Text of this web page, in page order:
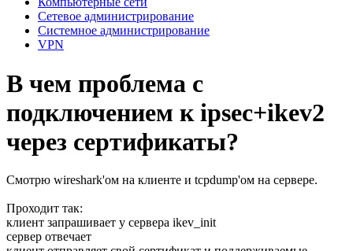
Сетевое администрирование
Системное администрирование
VPN
В чем проблема с
подключением к ipsec+ikev2
через сертификаты?
Смотрю wireshark'ом на клиенте и tcpdump'ом на сервере.
Проходит так:
клиент запрашивает у сервера ikev_init
сервер отвечает